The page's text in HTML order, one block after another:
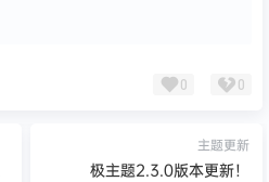
0 0
主题更新
极主题2.3.0版本更新！